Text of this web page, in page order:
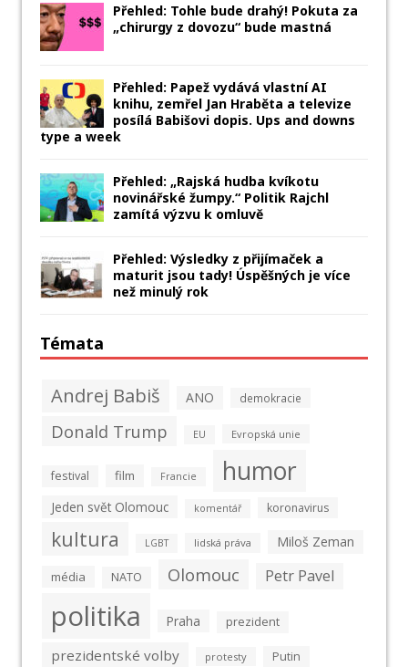
Přehled: Tohle bude drahý! Pokuta za
„chirurgy z dovozu“ bude mastná
Přehled: Papež vydává vlastní AI
knihu, zemřel Jan Hraběta a televize
posílá Babišovi dopis. Ups and downs
type a week
Přehled: „Rajská hudba kvíkotu
novinářské žumpy.“ Politik Rajchl
zamítá výzvu k omluvě
Přehled: Výsledky z přijímaček a
maturit jsou tady! Úspěšných je více
než minulý rok
Témata
Andrej Babiš ANO demokracie
Donald Trump EU Evropská unie
festival film Francie humor
Jeden svět Olomouc komentář koronavirus
kultura LGBT lidská práva Miloš Zeman
média NATO Olomouc Petr Pavel
politika Praha prezident
prezidentské volby protesty Putin